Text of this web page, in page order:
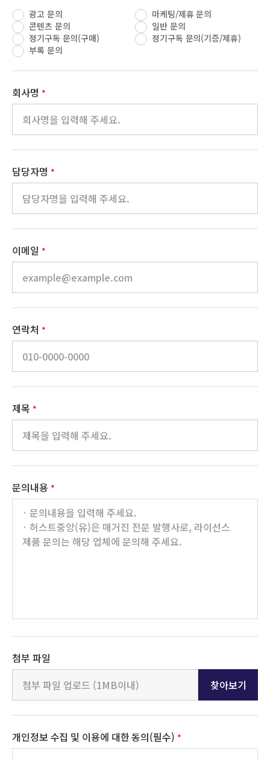
광고 문의
마케팅/제휴 문의
콘텐츠 문의
일반 문의
정기구독 문의(구매)
정기구독 문의(기증/제휴)
부록 문의
회사명 *
담당자명 *
이메일 *
연락처 *
제목 *
문의내용 *
첨부 파일
찾아보기
개인정보 수집 및 이용에 대한 동의(필수) *